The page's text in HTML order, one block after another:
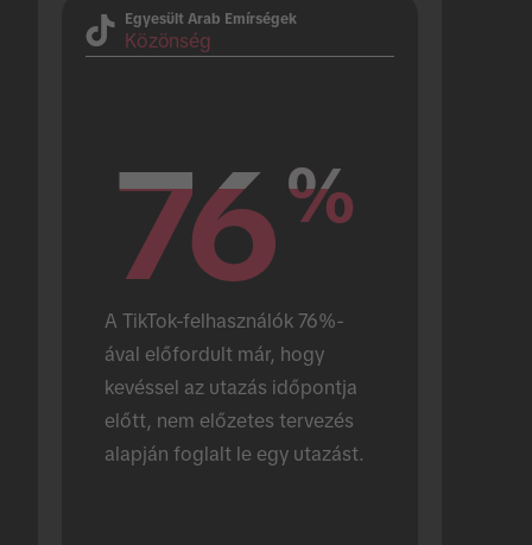
Egyesült Arab Emírségek
Közönség
76%
76%
A TikTok-felhasználók 76%-
ával előfordult már, hogy
kevéssel az utazás időpontja
előtt, nem előzetes tervezés
alapján foglalt le egy utazást.